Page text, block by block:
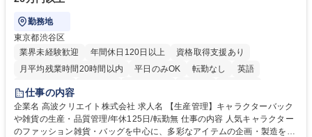
勤務地
東京都渋谷区
業界未経験歓迎
年間休日120日以上
資格取得支援あり
月平均残業時間20時間以内
平日のみOK 転勤なし
英語
住宅手当あり
完全週休2日制
交通費支給 駅近5分以内 中国語 土日祝休み
仕事の内容
企業名 高波クリエイト株式会社 求人名 【生産管理】キャラクターバック
や雑貨の生産・品質管理/年休125日/転勤無 仕事の内容 人気キャラクター
のファッション雑貨・バッグを中心に、多彩なアイテムの企画・製造を手